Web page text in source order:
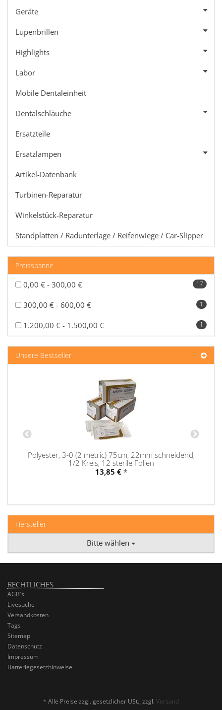
Geräte
Lupenbrillen
Highlights
Labor
Mobile Dentaleinheit
Dentalschläuche
Ersatzteile
Ersatzlampen
Artikel-Datenbank
Turbinen-Reparatur
Winkelstück-Reparatur
Standplatten / Radunterlage / Reifenwiege / Car-Slipper
Preisspanne
0,00 € - 300,00 € 17
300,00 € - 600,00 € 1
1.200,00 € - 1.500,00 € 1
Unsere Bestseller
Polyester, 3-0 (2 metric) 75cm, 22mm schneidend,
1/2 Kreis, 12 sterile Folien
13,85 € *
Hersteller
Bitte wählen
RECHTLICHES
AGB´s
Livesuche
Versandkosten
Tags
Sitemap
Datenschutz
Impressum
Batteriegesetzhinweise
* Alle Preise zzgl. gesetzlicher USt., zzgl. Versand